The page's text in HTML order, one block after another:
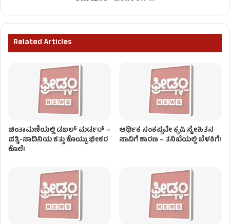
Related Articles
ಚಿಂತಾಮಣಿಯಲ್ಲಿ ಡಬಲ್‌ ಮರ್ಡರ್‌ –
ಪತ್ನಿ-ನಾದಿನಿಯ ಕತ್ತು ಕೊಯ್ದು ಭೀಕರ
ಕೊಲೆ!
ಆರ್ಥಿಕ ಸಂಕಷ್ಟವೇ ಕೃಷಿ ಸ್ನೇಹಿತನ
ಸಾವಿಗೆ ಕಾರಣ – ತನಿಖೆಯಲ್ಲಿ ಬೆಳಕಿಗೆ!